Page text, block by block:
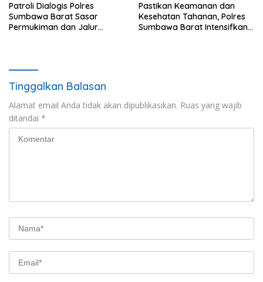
Patroli Dialogis Polres
Sumbawa Barat Sasar
Permukiman dan Jalur
Pastikan Keamanan dan
Kesehatan Tahanan, Polres
Sumbawa Barat Intensifkan
Tinggalkan Balasan
Alamat email Anda tidak akan dipublikasikan. Ruas yang wajib
ditandai *